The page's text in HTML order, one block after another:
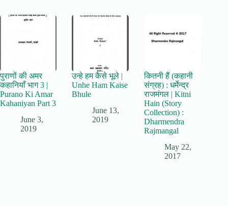
पुराणों की अमर
कहानियाँ भाग 3 |
Purano Ki Amar
Kahaniyan Part 3
June 3,
2019
उन्हे हम कैसे भूले |
Unhe Ham Kaise
Bhule
June 13,
2019
कितनी हैं (कहानी
संग्रह) : धर्मेन्द्र
राजमंगल | Kitni
Hain (Story
Collection) :
Dharmendra
Rajmangal
May 22,
2017